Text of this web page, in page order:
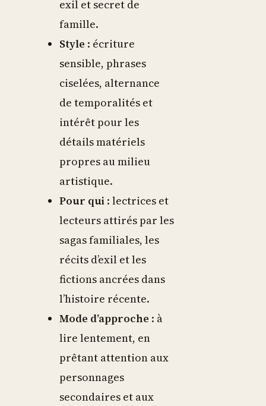
exil et secret de
famille.
Style : écriture
sensible, phrases
ciselées, alternance
de temporalités et
intérêt pour les
détails matériels
propres au milieu
artistique.
Pour qui : lectrices et
lecteurs attirés par les
sagas familiales, les
récits d’exil et les
fictions ancrées dans
l’histoire récente.
Mode d’approche : à
lire lentement, en
prêtant attention aux
personnages
secondaires et aux